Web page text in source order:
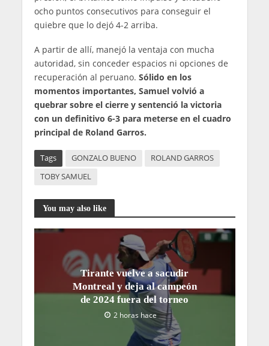
ocho puntos consecutivos para conseguir el
quiebre que lo dejó 4-2 arriba.
A partir de allí, manejó la ventaja con mucha
autoridad, sin conceder espacios ni opciones de
recuperación al peruano. Sólido en los
momentos importantes, Samuel volvió a
quebrar sobre el cierre y sentenció la victoria
con un definitivo 6-3 para meterse en el cuadro
principal de Roland Garros.
Tags GONZALO BUENO
ROLAND GARROS
TOBY SAMUEL
You may also like
Tirante vuelve a sacudir
Montreal y deja al campeón
de 2024 fuera del torneo
2 horas hace